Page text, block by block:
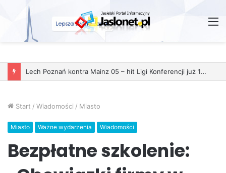
Start / Wiadomości / Miasto
Miasto Ważne wydarzenia Wiadomości
Bezpłatne szkolenie: